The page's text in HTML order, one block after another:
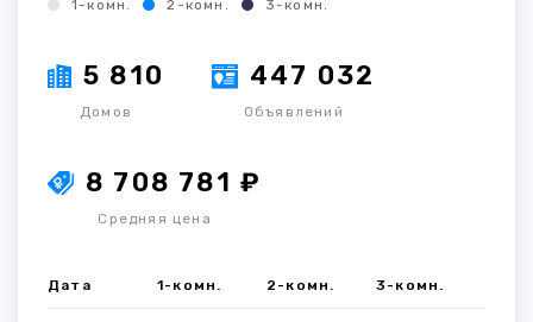
1-комн. 2-комн. 3-комн.
5 810
Домов
447 032
Объявлений
8 708 781 ₽
Средняя цена
Дата 1-комн. 2-комн. 3-комн.